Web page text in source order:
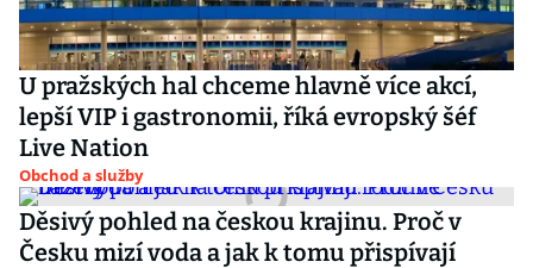
U pražských hal chceme hlavně více akcí,
lepší VIP i gastronomii, říká evropský šéf
Live Nation
Obchod a služby
Děsivý pohled na českou krajinu. Proč v
Česku mizí voda a jak k tomu přispívají